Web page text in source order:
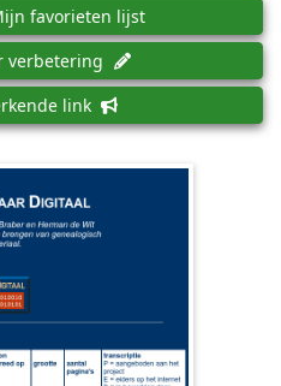
favorieten lijst
verbetering
link